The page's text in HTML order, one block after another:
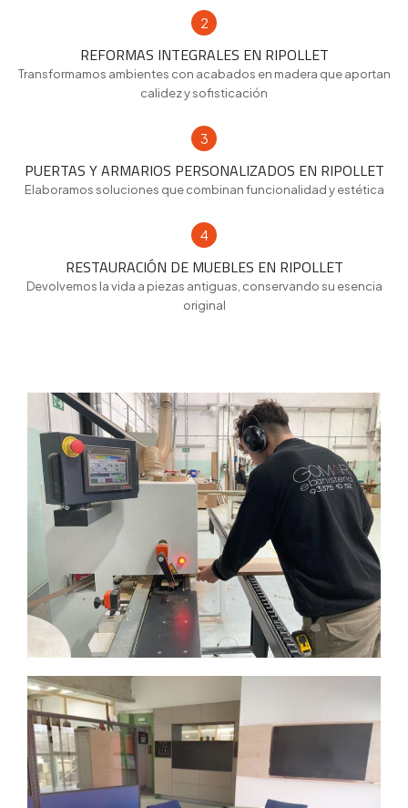
2
REFORMAS INTEGRALES EN RIPOLLET
Transformamos ambientes con acabados en madera que aportan
calidez y sofisticación
3
PUERTAS Y ARMARIOS PERSONALIZADOS EN RIPOLLET
Elaboramos soluciones que combinan funcionalidad y estética
4
RESTAURACIÓN DE MUEBLES EN RIPOLLET
Devolvemos la vida a piezas antiguas, conservando su esencia
original